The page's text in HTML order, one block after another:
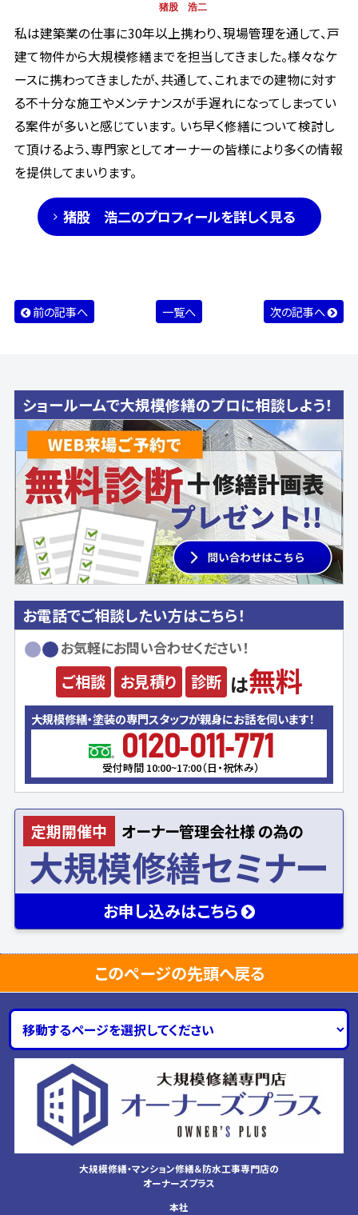
猪股 浩二
私は建築業の仕事に30年以上携わり、現場管理を通して、戸
建て物件から大規模修繕までを担当してきました。様々なケ
ースに携わってきましたが、共通して、これまでの建物に対す
る不十分な施工やメンテナンスが手遅れになってしまってい
る案件が多いと感じています。 いち早く修繕について検討し
て頂けるよう、専門家としてオーナーの皆様により多くの情報
を提供してまいります。
猪股 浩二のプロフィールを詳しく見る
前の記事へ 一覧へ 次の記事へ
ショールームで大規模修繕のプロに相談しよう！
お電話でご相談したい方はこちら！
お気軽にお問い合わせください！
ご相談 お見積り 診断 は無料
大規模修繕・塗装の専門スタッフが親身にお話を伺います！
0120-011-771
受付時間 10:00~17:00（日・祝休み）
定期開催中 オーナー管理会社様の為の
大規模修繕セミナー
お申し込みはこちら
このページの先頭へ戻る
大規模修繕・マンション修繕＆防水工事専門店の
オーナーズプラス
本社